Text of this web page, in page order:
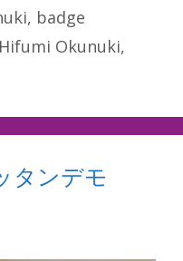
, badge
Hifumi Okunuki,
タンデモ